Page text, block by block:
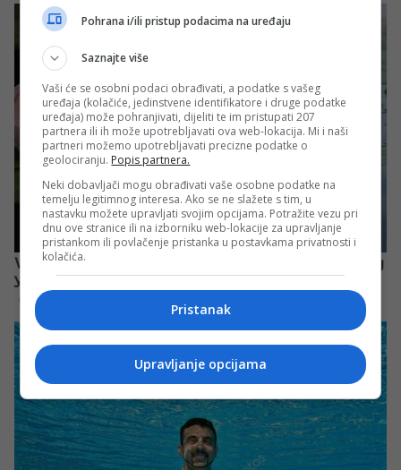
Pohrana i/ili pristup podacima na uređaju
Saznajte više
Vaši će se osobni podaci obrađivati, a podatke s vašeg
uređaja (kolačiće, jedinstvene identifikatore i druge podatke
uređaja) može pohranjivati, dijeliti te im pristupati 207
partnera ili ih može upotrebljavati ova web-lokacija. Mi i naši
partneri možemo upotrebljavati precizne podatke o
geolociranju. Popis partnera.
Neki dobavljači mogu obrađivati vaše osobne podatke na
temelju legitimnog interesa. Ako se ne slažete s tim, u
nastavku možete upravljati svojim opcijama. Potražite vezu pri
dnu ove stranice ili na izborniku web-lokacije za upravljanje
pristankom ili povlačenje pristanka u postavkama privatnosti i
kolačića.
Pristanak
Upravljanje opcijama